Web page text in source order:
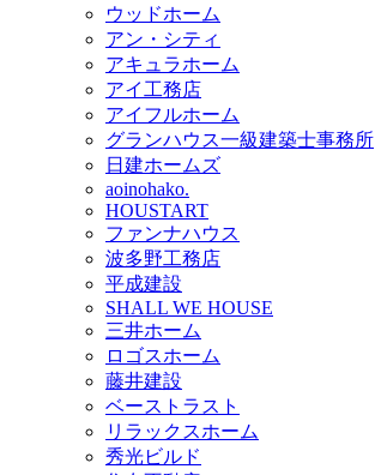
ウッドホーム
アン・シティ
アキュラホーム
アイ工務店
アイフルホーム
グランハウス一級建築士事務所
日建ホームズ
aoinohako.
HOUSTART
ファンナハウス
波多野工務店
平成建設
SHALL WE HOUSE
三井ホーム
ロゴスホーム
藤井建設
ベーストラスト
リラックスホーム
秀光ビルド